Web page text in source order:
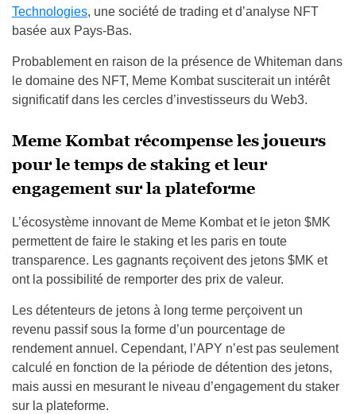
Technologies, une société de trading et d’analyse NFT
basée aux Pays-Bas.
Probablement en raison de la présence de Whiteman dans
le domaine des NFT, Meme Kombat susciterait un intérêt
significatif dans les cercles d’investisseurs du Web3.
Meme Kombat récompense les joueurs
pour le temps de staking et leur
engagement sur la plateforme
L’écosystème innovant de Meme Kombat et le jeton $MK
permettent de faire le staking et les paris en toute
transparence. Les gagnants reçoivent des jetons $MK et
ont la possibilité de remporter des prix de valeur.
Les détenteurs de jetons à long terme perçoivent un
revenu passif sous la forme d’un pourcentage de
rendement annuel. Cependant, l’APY n’est pas seulement
calculé en fonction de la période de détention des jetons,
mais aussi en mesurant le niveau d’engagement du staker
sur la plateforme.